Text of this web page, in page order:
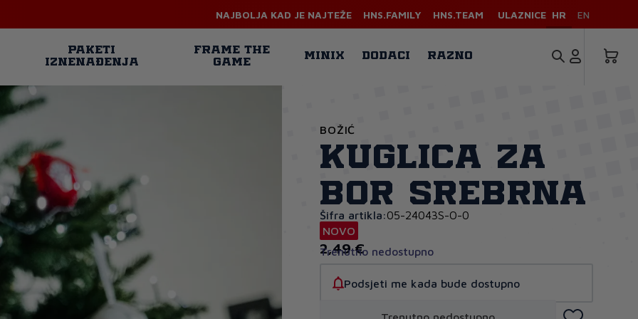
NAJBOLJA KAD JE NAJTEŽE HNS.FAMILY HNS.TEAM ULAZNICE HR EN
PAKETI
IZNENAĐENJA
FRAME THE
GAME
MINIX DODACI RAZNO
BOŽIĆ
Kuglica za
bor srebrna
Šifra artikla:05-24043S-O-0
NOVO
2,49 €
Trenutno nedostupno
Podsjeti me kada bude dostupno